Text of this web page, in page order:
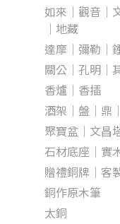
如來｜觀音｜
｜地藏
達摩｜彌勒｜
關公｜孔明｜
香爐｜香插
酒架｜盤｜鼎
聚寶盆｜文昌
石材底座｜實
贈禮銅牌｜客
銅作原木筆
太銅